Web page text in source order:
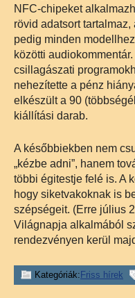
NFC-chipeket
rövid adatsort
pedig minden
közötti
csillagászati
nehezítette a pénz
elkészült a 90
kiállítási darab.
A későbbiekben nem
„kézbe adni”, hanem
többi égitestje felé is. A
hogy siketvakoknak is
szépségeit. (Erre július
Világnapja alkalmából
rendezvényen kerül
Kategóriák: Friss hírek